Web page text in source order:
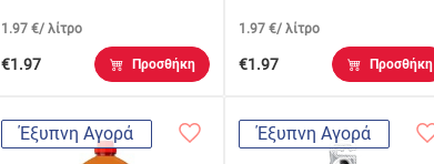
1.97 €/ λίτρο
€1.97 Προσθήκη
1.97 €/ λίτρο
€1.97 Προσθήκη
Έξυπνη Αγορά Έξυπνη Αγορά